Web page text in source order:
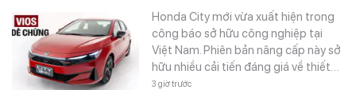
Honda City mới vừa xuất hiện trong
công báo sở hữu công nghiệp tại
Việt Nam. Phiên bản nâng cấp này sở
hữu nhiều cải tiến đáng giá về thiết…
3 giờ trước